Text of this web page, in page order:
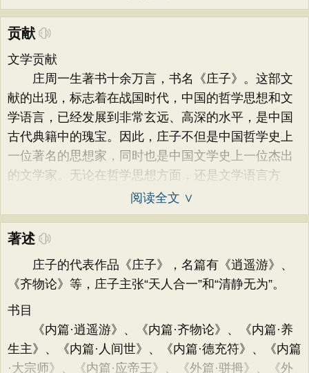
贡献
文学贡献
庄周一生著书十余万言，书名《庄子》。这部文
献的出现，标志着在战国时代，中国的哲学思想和文
学语言，已经发展到非常玄远、高深的水平，是中国
古代典籍中的瑰宝。因此，庄子不但是中国哲学史上
一位著名的思想家，同时也是中国文学史上一位杰出
的文学家。无论在哲学思想方面，还是文学语言方
阅读全文 ∨
著述
庄子的代表作品《庄子》，名篇有《逍遥游》、
《齐物论》等，庄子主张“天人合一”和“清静无为”。
书目
《内篇·逍遥游》、《内篇·齐物论》、《内篇·养
生主》、《内篇·人间世》、《内篇·德充符》、《内篇
·大宗师》、《内篇·应帝王》、《外篇·骈拇》、《外